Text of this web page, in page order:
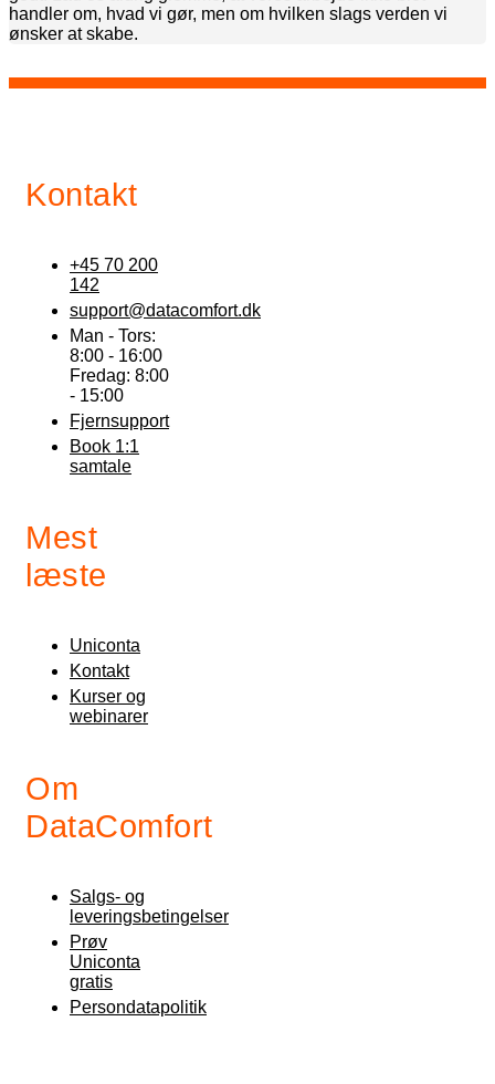
handler om, hvad vi gør, men om hvilken slags verden vi
ønsker at skabe.
Kontakt
+45 70 200
142
support@datacomfort.dk
Man - Tors:
8:00 - 16:00
Fredag: 8:00
- 15:00
Fjernsupport
Book 1:1
samtale
Mest
læste
Uniconta
Kontakt
Kurser og
webinarer
Om
DataComfort
Salgs- og
leveringsbetingelser
Prøv
Uniconta
gratis
Persondatapolitik